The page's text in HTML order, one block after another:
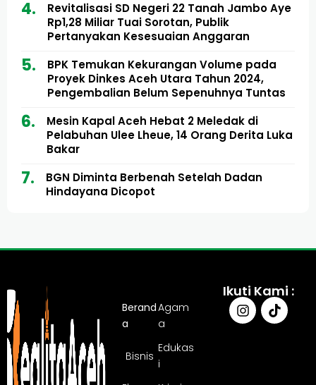
Revitalisasi SD Negeri 22 Tanah Jambo Aye
Rp1,28 Miliar Tuai Sorotan, Publik
Pertanyakan Kesesuaian Anggaran
BPK Temukan Kekurangan Volume pada
Proyek Dinkes Aceh Utara Tahun 2024,
Pengembalian Belum Sepenuhnya Tuntas
Mesin Kapal Aceh Hebat 2 Meledak di
Pelabuhan Ulee Lheue, 14 Orang Derita Luka
Bakar
BGN Diminta Berbenah Setelah Dadan
Hindayana Dicopot
Berand
a
Agam
a
Bisnis
Edukas
i
Ikuti Kami :